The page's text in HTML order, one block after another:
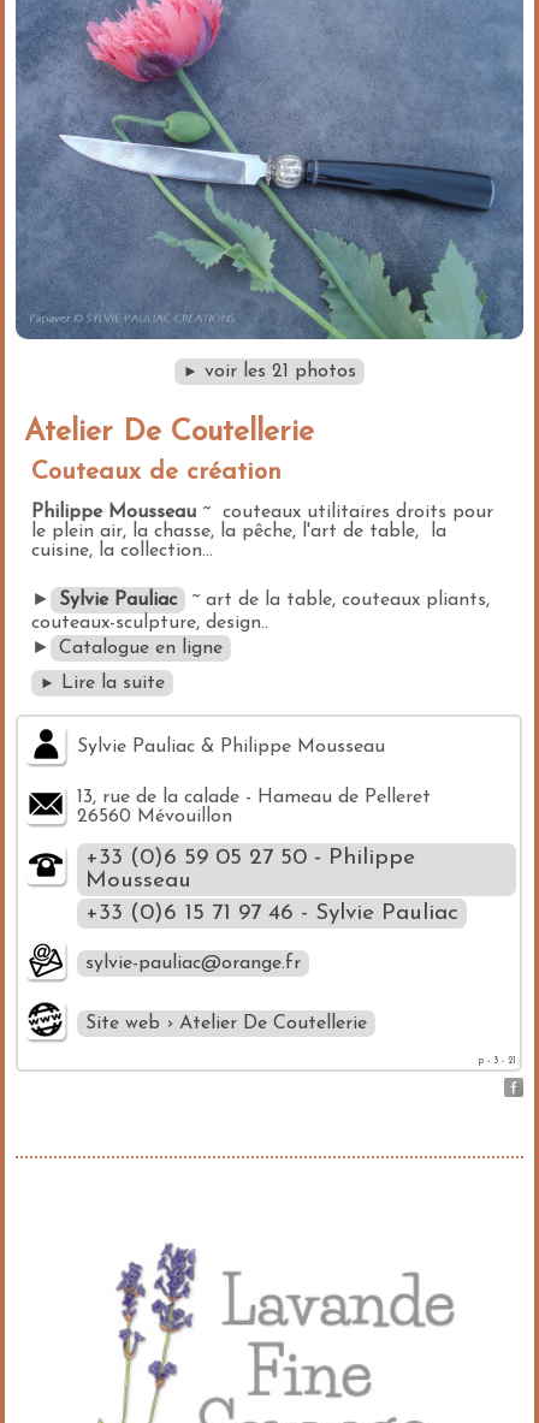
► voir les 21 photos
Atelier De Coutellerie
Couteaux de création
Philippe Mousseau~ couteaux utilitaires droits pour
le plein air, la chasse, la pêche, l'art de table, la
cuisine, la collection...
► Sylvie Pauliac
~ art de la table, couteaux pliants,
couteaux-sculpture, design..
►
Catalogue en ligne
► Lire la suite
Sylvie Pauliac & Philippe Mousseau
13, rue de la calade - Hameau de Pelleret
26560 Mévouillon
+33 (0)6 59 05 27 50 - Philippe
Mousseau
+33 (0)6 15 71 97 46 - Sylvie Pauliac
sylvie-pauliac@orange.fr
Site web › Atelier De Coutellerie
p - 3 - 21